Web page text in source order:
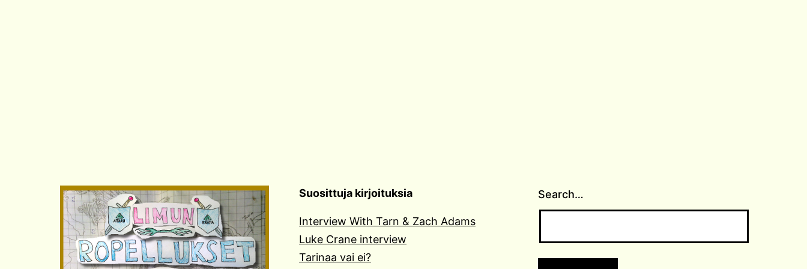
Suosittuja kirjoituksia
Interview With Tarn & Zach Adams
Luke Crane interview
Tarinaa vai ei?
Search…